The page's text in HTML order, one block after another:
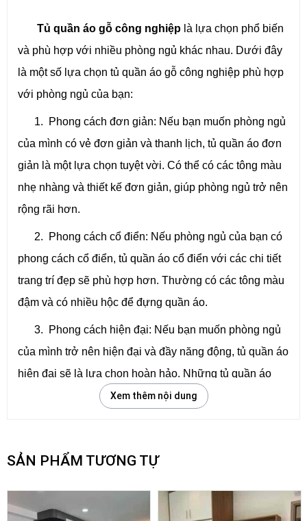
Tủ quần áo gỗ công nghiệp là lựa chọn phổ biến
và phù hợp với nhiều phòng ngủ khác nhau. Dưới đây
là một số lựa chọn tủ quần áo gỗ công nghiệp phù hợp
với phòng ngủ của bạn:
1. Phong cách đơn giản: Nếu bạn muốn phòng ngủ
của mình có vẻ đơn giản và thanh lịch, tủ quần áo đơn
giản là một lựa chọn tuyệt vời. Có thể có các tông màu
nhẹ nhàng và thiết kế đơn giản, giúp phòng ngủ trở nên
rộng rãi hơn.
2. Phong cách cổ điển: Nếu phòng ngủ của bạn có
phong cách cổ điển, tủ quần áo cổ điển với các chi tiết
trang trí đẹp sẽ phù hợp hơn. Thường có các tông màu
đậm và có nhiều hộc để đựng quần áo.
3. Phong cách hiện đại: Nếu bạn muốn phòng ngủ
của mình trở nên hiện đại và đầy năng động, tủ quần áo
hiện đại sẽ là lựa chọn hoàn hảo. Những tủ quần áo
này có thể có kiểu dáng phẳng, các cánh cửa trượt, và
quần áo hoàn toàn phù hợp với phòng ngủ của mình,
bạn có thể chọn một tủ quần áo tùy chỉnh. Những tủ
quần áo này được làm theo yêu cầu của bạn, với kiểu
Xem thêm nội dung
SẢN PHẨM TƯƠNG TỰ